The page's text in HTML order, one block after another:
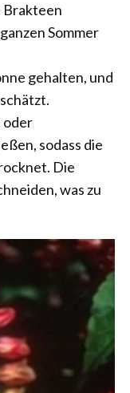
Brakteen
Sommer
gehalten, und
oder
sodass die
Die
was zu